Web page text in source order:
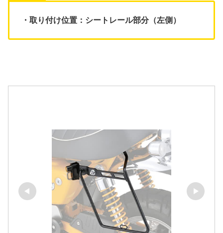
・取り付け位置：シートレール部分（左側）